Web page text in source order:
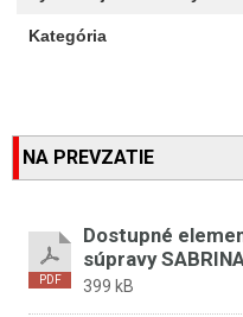
Kategória
NA PREVZATIE
Dostupné
súpravy
399 kB